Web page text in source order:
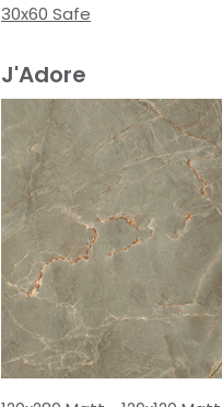
30x60 Safe
J'Adore